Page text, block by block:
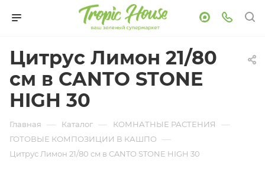
Цитрус Лимон 21/80
см в CANTO STONE
HIGH 30
Главная — Каталог — КОМНАТНЫЕ РАСТЕНИЯ —
ГОТОВЫЕ КОМПОЗИЦИИ В КАШПО —
Цитрус Лимон 21/80 см в CANTO STONE HIGH 30